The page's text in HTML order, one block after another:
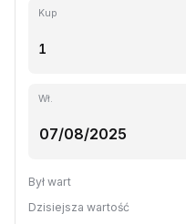
Kup
Wł.
Był wart
Dzisiejsza wartość